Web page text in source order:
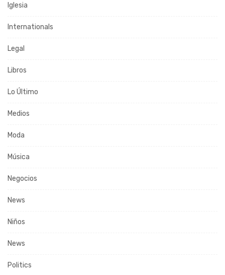
Iglesia
Internationals
Legal
Libros
Lo Último
Medios
Moda
Música
Negocios
News
Niños
News
Politics